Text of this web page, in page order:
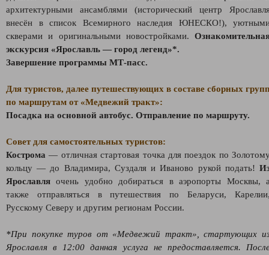
архитектурными ансамблями (исторический центр
внесён в список Всемирного наследия ЮНЕСКО!),
скверами и оригинальными новостройками.
экскурсия «Ярославль — город легенд»*.
Завершение программы МТ-пасс.
Для туристов, далее путешествующих в составе сборных
по маршрутам от «Медвежий тракт»:
Посадка на основной автобус. Отправление по маршруту.
Совет для самостоятельных туристов:
Кострома — отличная стартовая точка для поездок по
кольцу — до Владимира, Суздаля и Иваново рукой подать!
Ярославля очень удобно добираться в аэропорты Москвы,
также отправляться в путешествия по Беларуси,
Русскому Северу и другим регионам России.
*При покупке туров от «Медвежий тракт», стартующих
Ярославля в 12:00 данная услуга не предоставляется.